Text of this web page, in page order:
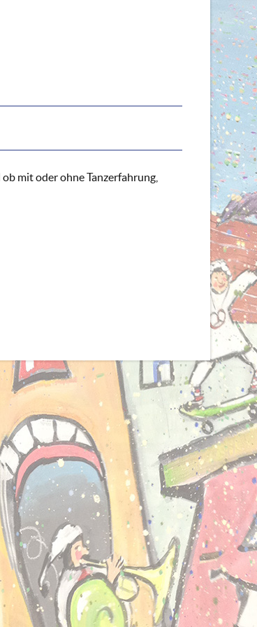
mit oder ohne Tanzerfahrung,